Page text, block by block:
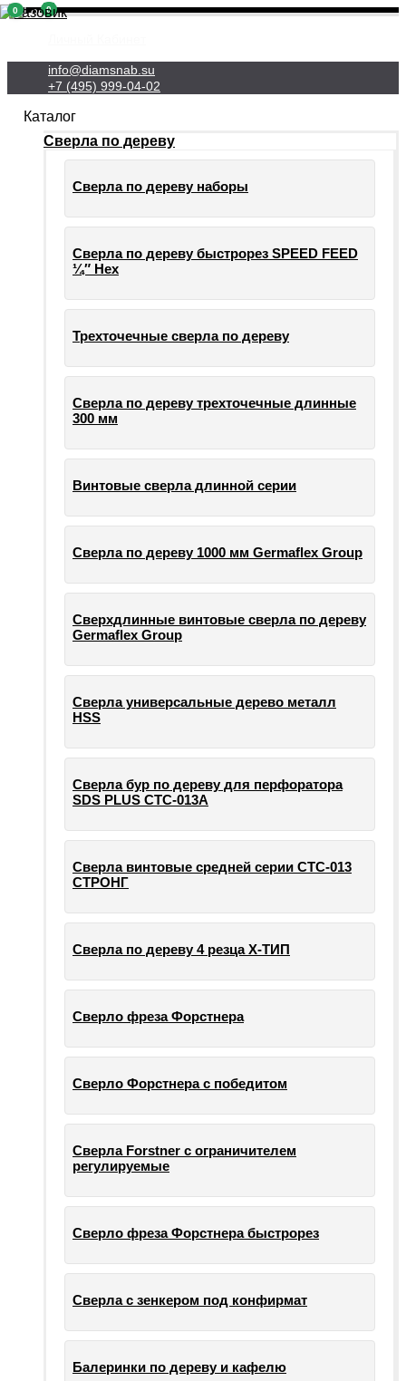
info@diamsnab.su
+7 (495) 999-04-02
0
Каталог
Сверла по дереву
Сверла по дереву наборы
Сверла по дереву быстрорез SPEED FEED
¼″ Hex
Трехточечные сверла по дереву
Сверла по дереву трехточечные длинные
300 мм
Винтовые сверла длинной серии
Сверла по дереву 1000 мм Germaflex Group
Сверхдлинные винтовые сверла по дереву
Germaflex Group
Сверла универсальные дерево металл
HSS
Cверла бур по дереву для перфоратора
SDS PLUS СТС-013А
Сверла винтовые средней серии СТС-013
СТРОНГ
Сверла по дереву 4 резца Х-ТИП
Сверло фреза Форстнера
Сверло Форстнера с победитом
Сверла Forstner с ограничителем
регулируемые
Сверло фреза Форстнера быстрорез
Сверла с зенкером под конфирмат
Балеринки по дереву и кафелю
0